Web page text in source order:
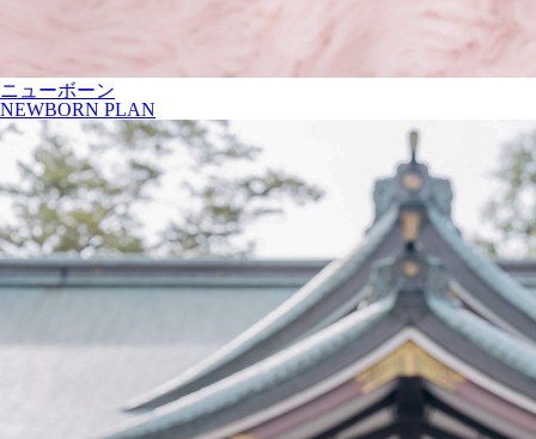
ニューボーン
NEWBORN PLAN